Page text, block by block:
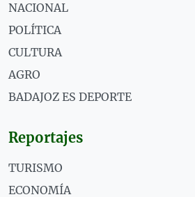
NACIONAL
POLÍTICA
CULTURA
AGRO
BADAJOZ ES DEPORTE
Reportajes
TURISMO
ECONOMÍA